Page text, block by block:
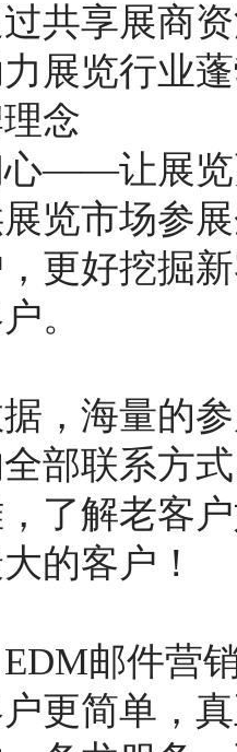
共享展商
展览行业
念
——让展览
览市场参
更好挖掘
。
，海量的
部联系方
了解老客
的客户！
EDM邮件营
更简单，